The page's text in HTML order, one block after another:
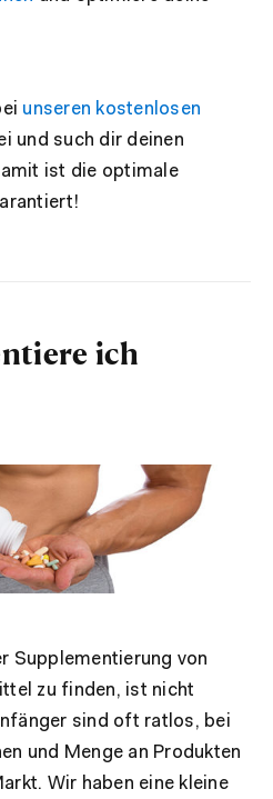
unseren kostenlosen
und such dir deinen
ist die optimale
ich
Supplementierung von
zu finden, ist nicht
sind oft ratlos, bei
und Menge an Produkten
Wir haben eine kleine